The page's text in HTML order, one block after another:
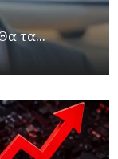
τα...